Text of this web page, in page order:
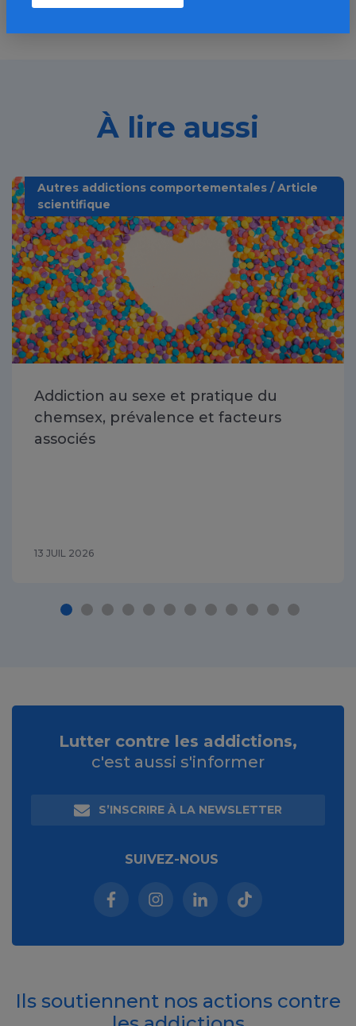
À lire aussi
Autres addictions comportementales / Article
scientifique
Addiction au sexe et pratique du
chemsex, prévalence et facteurs
associés
13 JUIL 2026
Lutter contre les addictions,
c'est aussi s'informer
S’INSCRIRE À LA NEWSLETTER
SUIVEZ-NOUS
Facebook (nouvelle fenêtre)
Instagram (nouvelle fenêtre)
Linkedin (nouvelle
Tiktok (nouvelle
Ils soutiennent nos actions contre